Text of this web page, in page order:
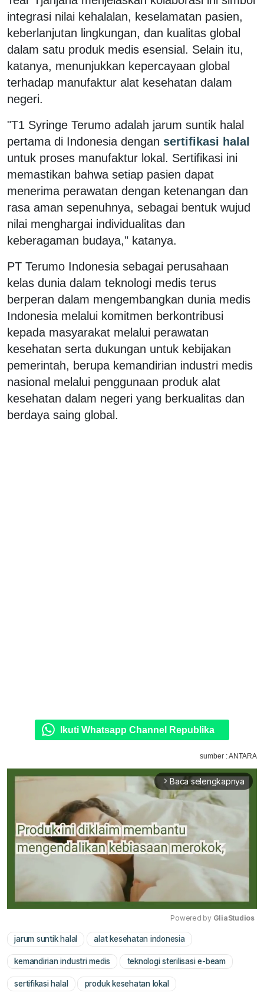
integrasi nilai kehalalan, keselamatan pasien,
keberlanjutan lingkungan, dan kualitas global
dalam satu produk medis esensial. Selain itu,
katanya, menunjukkan kepercayaan global
terhadap manufaktur alat kesehatan dalam
negeri.
"T1 Syringe Terumo adalah jarum suntik halal
pertama di Indonesia dengan sertifikasi halal
untuk proses manufaktur lokal. Sertifikasi ini
memastikan bahwa setiap pasien dapat
menerima perawatan dengan ketenangan dan
rasa aman sepenuhnya, sebagai bentuk wujud
nilai menghargai individualitas dan
keberagaman budaya," katanya.
PT Terumo Indonesia sebagai perusahaan
kelas dunia dalam teknologi medis terus
berperan dalam mengembangkan dunia medis
Indonesia melalui komitmen berkontribusi
kepada masyarakat melalui perawatan
kesehatan serta dukungan untuk kebijakan
pemerintah, berupa kemandirian industri medis
nasional melalui penggunaan produk alat
kesehatan dalam negeri yang berkualitas dan
berdaya saing global.
Ikuti Whatsapp Channel Republika
sumber : ANTARA
arrow_forward_ios Baca selengkapnya
Powered by GliaStudios
jarum suntik halal alat kesehatan indonesia
kemandirian industri medis teknologi sterilisasi e-beam
sertifikasi halal produk kesehatan lokal